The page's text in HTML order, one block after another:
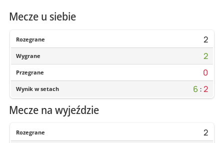
Mecze u siebie
Rozegrane 2
Wygrane 2
Przegrane 0
Wynik w setach 6:2
Mecze na wyjeździe
Rozegrane 2